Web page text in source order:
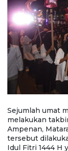
Sejumlah umat
melakukan
Ampenan,
tersebut
Idul Fitri 1444 H